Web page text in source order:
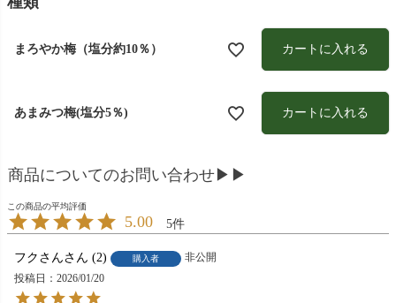
まろやか梅（塩分約10％） カートに入れる
あまみつ梅(塩分5％) カートに入れる
商品についてのお問い合わせ▶▶
5.00 5
フクさん 2 購入者
非公開
投稿日
2026/01/20